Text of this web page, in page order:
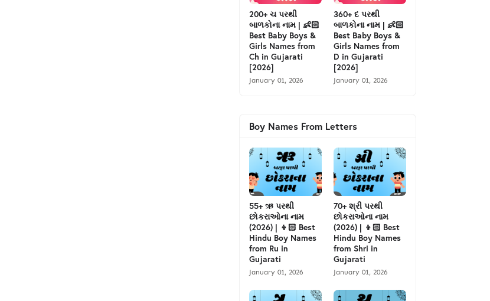
200+ ચ પરથી
બાળકોના નામ | 👶🏻
Best Baby Boys &
Girls Names from
Ch in Gujarati
[2026]
January 01, 2026
360+ દ પરથી
બાળકોના નામ | 👶🏻
Best Baby Boys &
Girls Names from
D in Gujarati
[2026]
January 01, 2026
Boy Names From Letters
55+ ઋ પરથી
છોકરાઓના નામ
(2026) | 👦🏻 Best
Hindu Boy Names
from Ru in
Gujarati
January 01, 2026
70+ શ્રી પરથી
છોકરાઓના નામ
(2026) | 👦🏻 Best
Hindu Boy Names
from Shri in
Gujarati
January 01, 2026